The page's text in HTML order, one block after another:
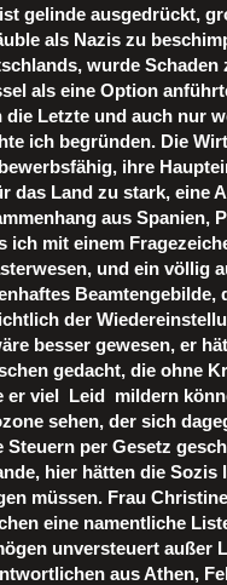
gelinde ausgedrückt,
als Nazis zu
wurde
als eine Option
die Letzte und auch nur
ich begründen. Die
ihre
das Land zu stark, eine
aus Spanien,
ich mit einem
und ein völlig
der
besser gewesen, er
gedacht, die ohne
er viel Leid mildern
sehen, der sich
Steuern per Gesetz
hier hätten die Sozis
müssen. Frau
eine namentliche
unversteuert außer
aus Athen,